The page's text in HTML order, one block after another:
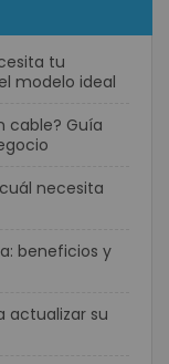
tu
modelo ideal
cable? Guía
necesita
beneficios y
actualizar su